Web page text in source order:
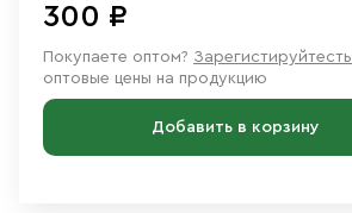
300 ₽
Покупаете оптом? Зарегистируйтесть
оптовые цены на продукцию
Добавить в корзину